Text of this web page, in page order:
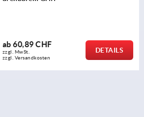
ab60,89 CHF
zzgl. MwSt.
zzgl. Versandkosten
DETAILS